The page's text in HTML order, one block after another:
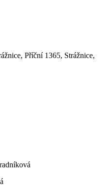
Příční 1365, Strážnice,